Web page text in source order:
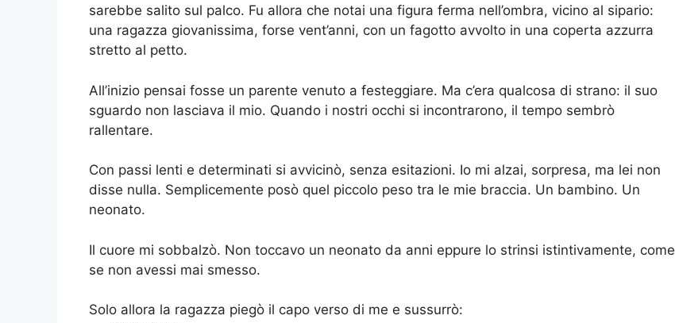
sarebbe salito sul palco. Fu allora che notai una figura ferma nell’ombra, vicino al sipario:
una ragazza giovanissima, forse vent’anni, con un fagotto avvolto in una coperta azzurra
stretto al petto.
All’inizio pensai fosse un parente venuto a festeggiare. Ma c’era qualcosa di strano: il suo
sguardo non lasciava il mio. Quando i nostri occhi si incontrarono, il tempo sembrò
rallentare.
Con passi lenti e determinati si avvicinò, senza esitazioni. Io mi alzai, sorpresa, ma lei non
disse nulla. Semplicemente posò quel piccolo peso tra le mie braccia. Un bambino. Un
neonato.
Il cuore mi sobbalzò. Non toccavo un neonato da anni eppure lo strinsi istintivamente, come
se non avessi mai smesso.
Solo allora la ragazza piegò il capo verso di me e sussurrò: